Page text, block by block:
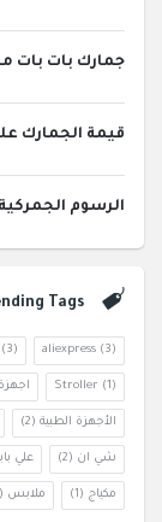
جمارك بات بات
قيمة الجمارك
الرسوم
Tags
aliexpress (3)
(3)
Stroller (1)
الأجهزة الطبية (2)
شي ان (2) علي
مكياج (1) ملابس (12)